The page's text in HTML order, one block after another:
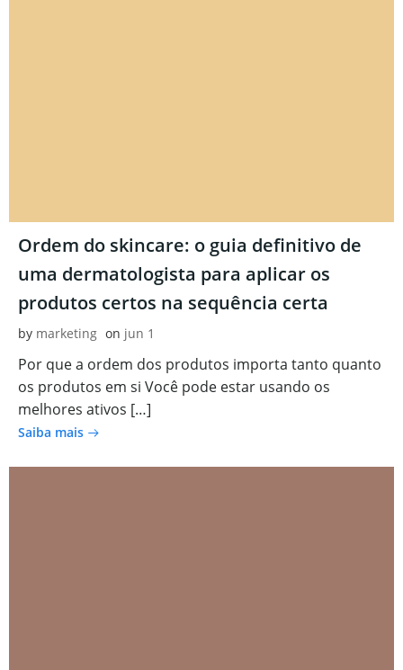
Ordem do skincare: o guia definitivo de
uma dermatologista para aplicar os
produtos certos na sequência certa
by marketing on jun 1
Por que a ordem dos produtos importa tanto quanto
os produtos em si Você pode estar usando os
melhores ativos […]
Saiba mais